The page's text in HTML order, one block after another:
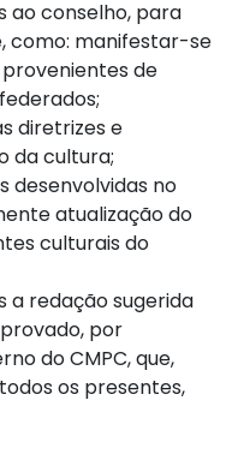
ao conselho, para
como: manifestar-se
de
diretrizes e
da cultura;
desenvolvidas no
atualização do
culturais do
a redação sugerida
por
do CMPC, que,
os presentes,